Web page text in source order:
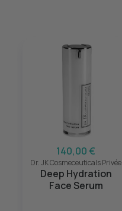
140,00 €
Dr. JK Cosmeceuticals Privée
Deep Hydration
Face Serum